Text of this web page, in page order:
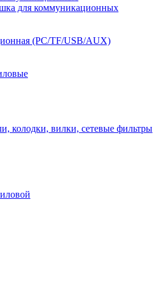
для коммуникационных
(PC/TF/USB/AUX)
колодки, вилки, сетевые фильтры